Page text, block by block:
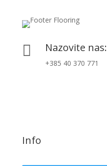
 Nazovite nas:
+385 40 370 771
Info